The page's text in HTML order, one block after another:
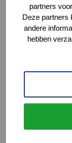
partners
Deze partners
andere
hebben
Deel deze
Via